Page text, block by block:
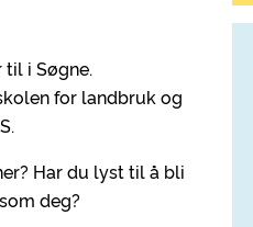
i Søgne.
for landbruk og
Har du lyst til å bli
deg?